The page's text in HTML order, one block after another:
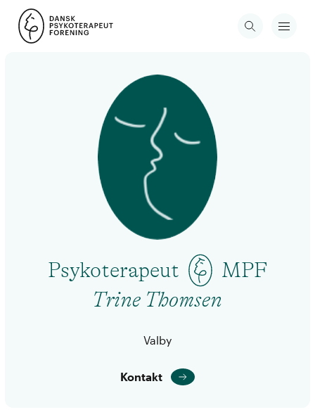
Psykoterapeut
MPF
Trine Thomsen
Valby
Kontakt